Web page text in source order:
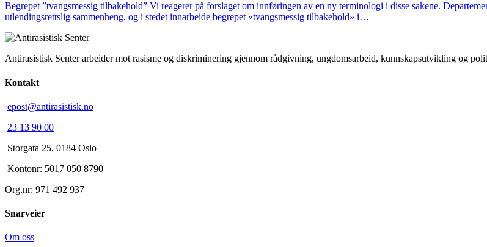
Begrepet ”tvangsmessig tilbakehold” Vi reagerer på forslaget om innføringen av en ny terminologi i disse sakene.
utlendingsrettslig sammenheng, og i stedet innarbeide begrepet «tvangsmessig tilbakehold» i…
Antirasistisk Senter arbeider mot rasisme og diskriminering gjennom rådgivning, ungdomsarbeid, kunnskapsutvikling og
Kontakt
epost@antirasistisk.no
23 13 90 00
Storgata 25, 0184 Oslo
Kontonr: 5017 050 8790
Org.nr: 971 492 937
Snarveier
Om oss